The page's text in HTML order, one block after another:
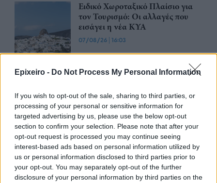
Epixeiro - Do Not Process My Personal Information
If you wish to opt-out of the sale, sharing to third parties, or
processing of your personal or sensitive information for
targeted advertising by us, please use the below opt-out
section to confirm your selection. Please note that after your
opt-out request is processed you may continue seeing
interest-based ads based on personal information utilized by
us or personal information disclosed to third parties prior to
your opt-out. You may separately opt-out of the further
disclosure of your personal information by third parties on the
Ειδικό Χωροταξικό Πλαίσιο για
τον Τουρισμό: Οι αλλαγές που
εισάγει η νέα ΚΥΑ
07/08/26 | 16:03
Υπεγράφη η σύμβαση για τα
νέου Διεθνούς Αερολιμένα
Ηρακλείου Κρήτης στο Καστέλλι
07/08/26|15:16
Δημόσιο: Άκυρες από 1η
Οκτωβρίου οι εγκύκλιοι που δεν
θα αναρτώνται στις ιστοσελίδες
των φορέων
07/08/26|13:52